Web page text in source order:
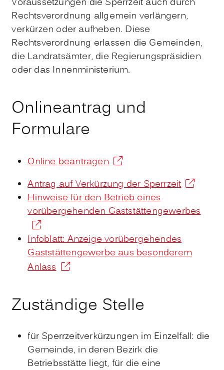
Voraussetzungen die Sperrzeit auch durch
Rechtsverordnung allgemein verlängern,
verkürzen oder aufheben. Diese
Rechtsverordnung erlassen die Gemeinden,
die Landratsämter, die Regierungspräsidien
oder das Innenministerium.
Onlineantrag und
Formulare
Online beantragen
Antrag auf Verkürzung der Sperrzeit
Hinweise für den Betrieb eines
vorübergehenden Gaststättengewerbes
Infoblatt: Anzeige vorübergehendes
Gaststättengewerbe aus besonderem
Anlass
Zuständige Stelle
für Sperrzeitverkürzungen im Einzelfall: die
Gemeinde, in deren Bezirk die
Betriebsstätte liegt, für die eine